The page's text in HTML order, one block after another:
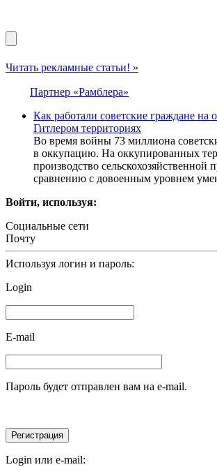
Читать рекламные статьи! »
Партнер «Рамблера»
Как работали советские граждане на
Гитлером территориях
Во время войны 73 миллиона
в оккупацию. На оккупированных
производство сельскохозяйственной
сравнению с довоенным уровнем
Войти, используя:
Социальные сети
Почту
Используя логин и пароль:
Login
E-mail
Пароль будет отправлен вам на e-mail.
Login или e-mail: